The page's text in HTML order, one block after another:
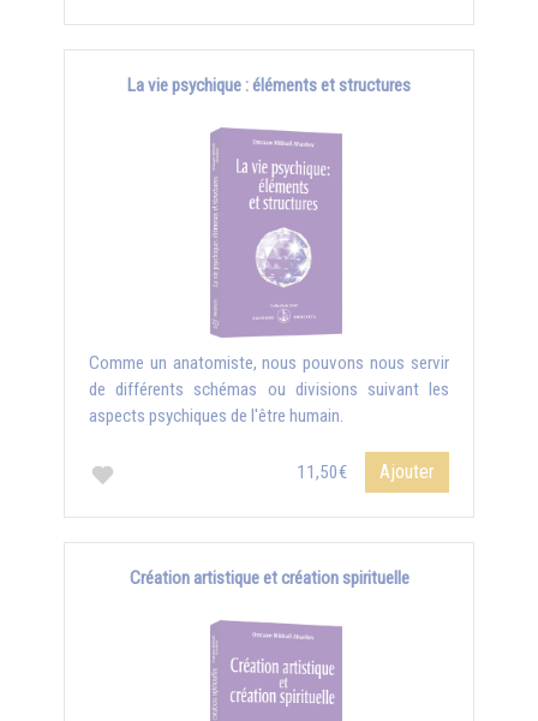
La vie psychique : éléments et structures
Comme un anatomiste, nous pouvons nous servir
de différents schémas ou divisions suivant les
aspects psychiques de l'être humain.
11,50€ Ajouter
Création artistique et création spirituelle